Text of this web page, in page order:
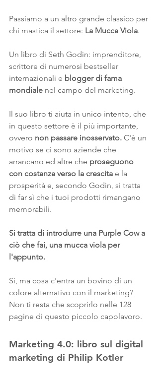
Passiamo a un altro grande classico per
chi mastica il settore: La Mucca Viola.
Un libro di Seth Godin: imprenditore,
scrittore di numerosi bestseller
internazionali e blogger di fama
mondiale nel campo del marketing.
Il suo libro ti aiuta in unico intento, che
in questo settore è il più importante,
ovvero non passare inosservato. C'è un
motivo se ci sono aziende che
arrancano ed altre che proseguono
con costanza verso la crescita e la
prosperità e, secondo Godin, si tratta
di far sì che i tuoi prodotti rimangano
memorabili.
Si tratta di introdurre una Purple Cow a
ciò che fai, una mucca viola per
l'appunto.
Si, ma cosa c'entra un bovino di un
colore alternativo con il marketing?
Non ti resta che scoprirlo nelle 128
pagine di questo piccolo capolavoro.
Marketing 4.0: libro sul digital
marketing di Philip Kotler